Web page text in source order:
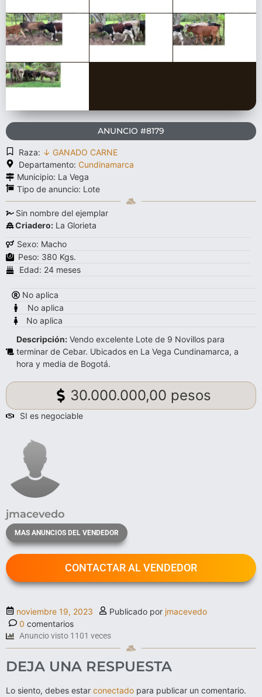
ANUNCIO #8179
Raza: ↓ GANADO CARNE
Departamento: Cundinamarca
Municipio: La Vega
Tipo de anuncio: Lote
Sin nombre del ejemplar
Criadero: La Glorieta
Sexo: Macho
Peso: 380 Kgs.
Edad: 24 meses
No aplica
No aplica
No aplica
Descripción: Vendo excelente Lote de 9 Novillos para
terminar de Cebar. Ubicados en La Vega Cundinamarca, a
hora y media de Bogotá.
30.000.000,00 pesos
SI es negociable
jmacevedo
MAS ANUNCIOS DEL VENDEDOR
CONTACTAR AL VENDEDOR
noviembre 19, 2023 Publicado por jmacevedo
0 comentarios
Anuncio visto 1101 veces
DEJA UNA RESPUESTA
Lo siento, debes estar conectado para publicar un comentario.